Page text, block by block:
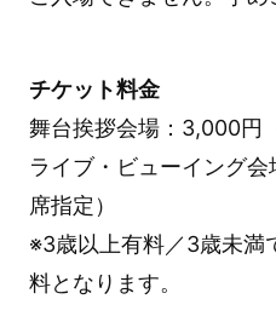
チケット料金
舞台挨拶会場：3,000円
ライブ・ビューイング
席指定）
※3歳以上有料／3歳未満
料となります。